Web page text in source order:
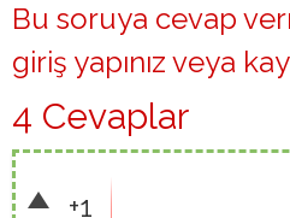
Bu soruya cevap
giriş yapınız veya
4 Cevaplar
+1